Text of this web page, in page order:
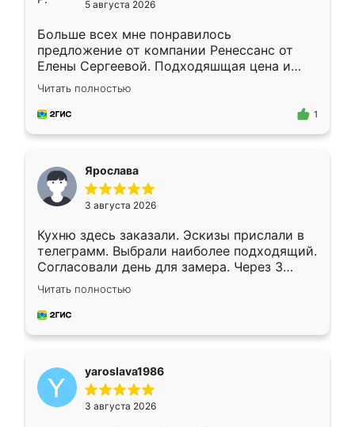
5 августа 2026
Больше всех мне понравилось
предложение от компании Ренессанс от
Елены Сергеевой. Подходяшщая цена и
короткие сроки изготовления. Приехавший
для замера сотрудник Владислав
предложил по моему эскизу самый
Читать полностью
1
Ярослава
3 августа 2026
Кухню здесь заказали. Эскизы прислали в
телеграмм. Выбрали наиболее подходящий.
Согласовали день для замера. Через 3
недели кухня была уже готова. Остались
довольны работой. Спасибо Ренессанс
мебель за качественную работу!
Читать полностью
yaroslava1986
3 августа 2026